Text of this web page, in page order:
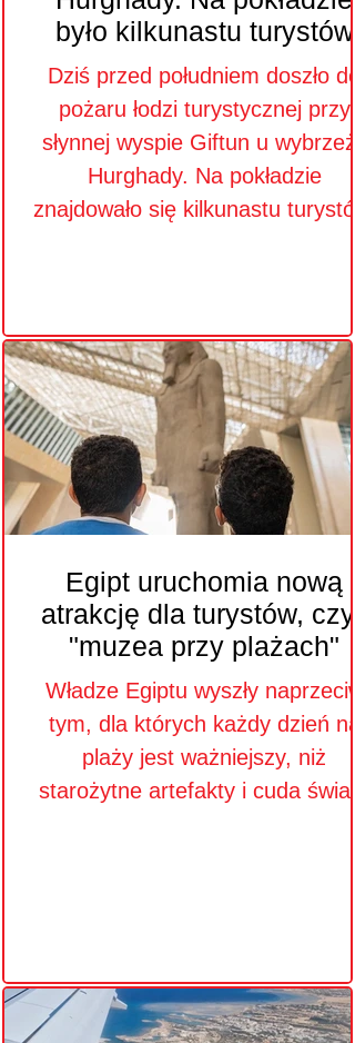
było kilkunastu turystów
Dziś przed południem doszło do
pożaru łodzi turystycznej przy
słynnej wyspie Giftun u wybrzeży
Hurghady. Na pokładzie
znajdowało się kilkunastu
Egipt uruchomia nową
atrakcję dla turystów, czyli
"muzea przy plażach"
Władze Egiptu wyszły naprzeciw
tym, dla których każdy dzień na
plaży jest ważniejszy, niż
starożytne artefakty i cuda